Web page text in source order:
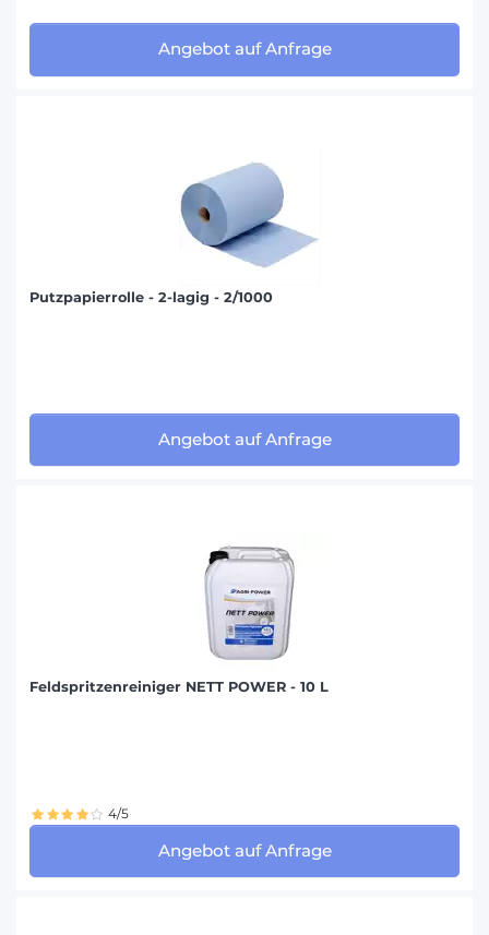
Angebot auf Anfrage
Putzpapierrolle - 2-lagig - 2/1000
Angebot auf Anfrage
Feldspritzenreiniger NETT POWER - 10 L
4/5
Angebot auf Anfrage